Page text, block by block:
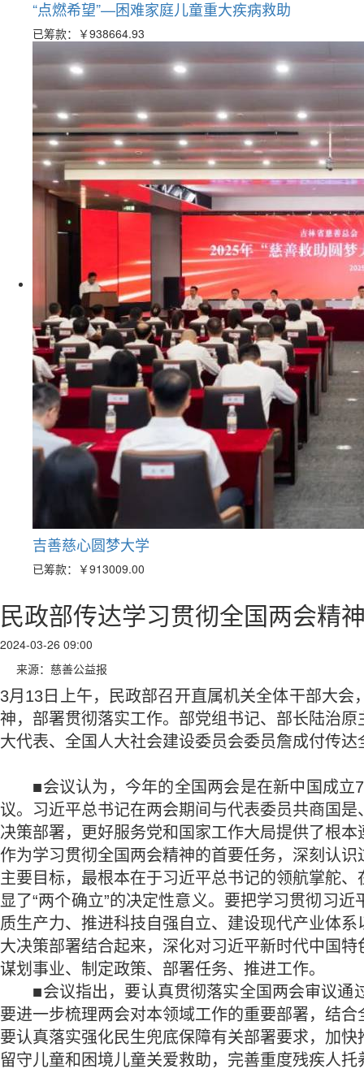
“点燃希望”—困难家庭儿童重大疾病救助
已筹款： ￥938664.93
吉善慈心圆梦大学
已筹款： ￥913009.00
民政部传达学习贯彻全国两会精
2024-03-26 09:00
来源：慈善公益报
3月13日上午，民政部召开直属机关全体干部大
神，部署贯彻落实工作。部党组书记、部长陆治
大代表、全国人大社会建设委员会委员詹成付传达
■会议认为，今年的全国两会是在新中国成立
议。习近平总书记在两会期间与代表委员共商国
决策部署，更好服务党和国家工作大局提供了根
作为学习贯彻全国两会精神的首要任务，深刻认
主要目标，最根本在于习近平总书记的领航掌舵
显了“两个确立”的决定性意义。要把学习贯彻习
质生产力、推进科技自强自立、建设现代产业体
大决策部署结合起来，深化对习近平新时代中国
谋划事业、制定政策、部署任务、推进工作。
■会议指出，要认真贯彻落实全国两会审议通
要进一步梳理两会对本领域工作的重要部署，结
要认真落实强化民生兜底保障有关部署要求，加
留守儿童和困境儿童关爱救助，完善重度残疾人